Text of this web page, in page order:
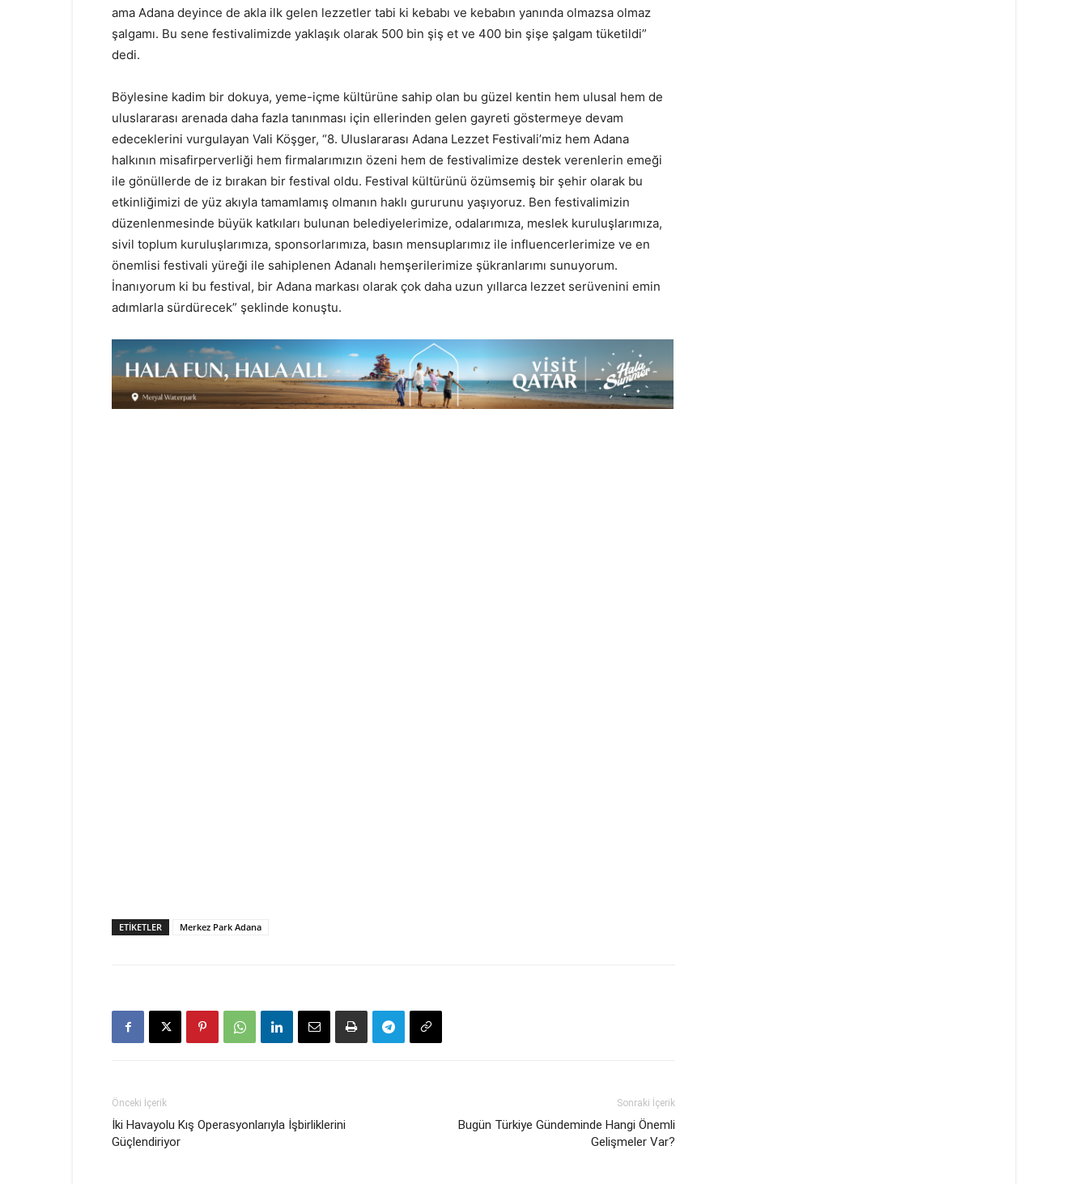
ama Adana deyince de akla ilk gelen lezzetler tabi ki kebabı ve kebabın yanında olmazsa olmaz
şalgamı. Bu sene festivalimizde yaklaşık olarak 500 bin şiş et ve 400 bin şişe şalgam tüketildi”
dedi.
Böylesine kadim bir dokuya, yeme-içme kültürüne sahip olan bu güzel kentin hem ulusal hem de
uluslararası arenada daha fazla tanınması için ellerinden gelen gayreti göstermeye devam
edeceklerini vurgulayan Vali Köşger, “8. Uluslararası Adana Lezzet Festivali’miz hem Adana
halkının misafirperverliği hem firmalarımızın özeni hem de festivalimize destek verenlerin emeği
ile gönüllerde de iz bırakan bir festival oldu. Festival kültürünü özümsemiş bir şehir olarak bu
etkinliğimizi de yüz akıyla tamamlamış olmanın haklı gururunu yaşıyoruz. Ben festivalimizin
düzenlenmesinde büyük katkıları bulunan belediyelerimize, odalarımıza, meslek kuruluşlarımıza,
sivil toplum kuruluşlarımıza, sponsorlarımıza, basın mensuplarımız ile influencerlerimize ve en
önemlisi festivali yüreği ile sahiplenen Adanalı hemşerilerimize şükranlarımı sunuyorum.
İnanıyorum ki bu festival, bir Adana markası olarak çok daha uzun yıllarca lezzet serüvenini emin
adımlarla sürdürecek” şeklinde konuştu.
ETIKETLER Merkez Park Adana
Önceki İçerik
İki Havayolu Kış Operasyonlarıyla İşbirliklerini
Güçlendiriyor
Sonraki İçerik
Bugün Türkiye Gündeminde Hangi Önemli
Gelişmeler Var?